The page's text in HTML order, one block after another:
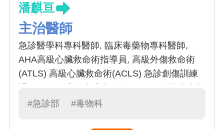
潘麒亘
主治醫師
急診醫學科專科醫師, 臨床毒藥物專科醫師,
AHA高級心臟救命術指導員, 高級外傷救命術
(ATLS) 高級心臟救命術(ACLS) 急診創傷訓練
命術(AILS) 高級神經急救術(ANLS)
#急診部 #毒物科